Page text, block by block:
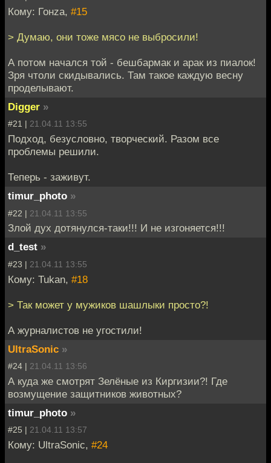
Кому: Гонzа, #15
> Думаю, они тоже мясо не выбросили!
А потом начался той - бешбармак и арак из пиалок!
Зря чтоли скидывались. Там такое каждую весну
проделывают.
Digger »
#21 | 21.04.11 13:55
Подход, безусловно, творческий. Разом все
проблемы решили.
Теперь - заживут.
timur_photo »
#22 | 21.04.11 13:55
Злой дух дотянулся-таки!!! И не изгоняется!!!
d_test »
#23 | 21.04.11 13:55
Кому: Tukan, #18
> Так может у мужиков шашлыки просто?!
А журналистов не угостили!
UltraSonic »
#24 | 21.04.11 13:56
А куда же смотрят Зелёные из Киргизии?! Где
возмущение защитников животных?
timur_photo »
#25 | 21.04.11 13:57
Кому: UltraSonic, #24